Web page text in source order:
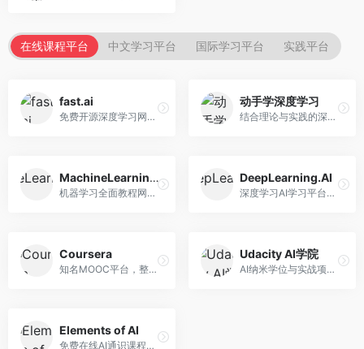
在线课程平台 中文学习平台 国际学习平台 实践平台
fast.ai
免费开源深度学习网站，专注于实用AI教学。面向开发者，提供免费深度学习课程、实战项目、代码库等资源，学习门槛低。
动手学深度学习
结合理论与实践的深度学习教材，专注于代码驱动学习。面向学生和开发者，提供深度学习理论、代码实现、练习题等资源，学习体验好。
MachineLearningMastery
机器学习全面教程网站，专注于实用技能教学。面向开发者，提供机器学习算法、Python实现、项目实战等教程，实用性强。
DeepLearning.AI
深度学习AI学习平台，由吴恩达创立。面向AI学习者，提供深度学习专项课程、AI新闻、技术社区等资源，课程质量权威。
Coursera
知名MOOC平台，整合全球顶尖大学课程资源。面向学习者，提供AI、机器学习、深度学习等课程，证书认可度高，课程质量专业。
Udacity AI学院
AI纳米学位与实战项目平台，专注于职业导向学习。面向AI从业者，提供机器学习、深度学习、计算机视觉等纳米学位，项目实战性强。
Elements of AI
免费在线AI通识课程，专注于AI基础知识普及。面向普通大众，提供AI概念、原理、应用等入门知识，语言通俗易懂。